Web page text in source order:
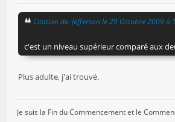
Citation de: Jefferson le 29 Octobre 2009 à
c'est un niveau supérieur comparé aux
Plus adulte, j'ai trouvé.
Je suis la Fin du Commencement et le